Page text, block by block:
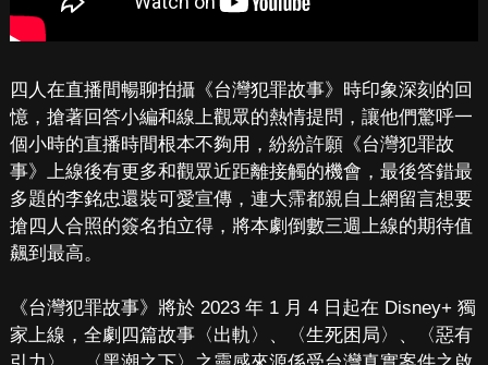
四人在直播間暢聊拍攝《台灣犯罪故事》時印象深刻的回
憶，搶著回答小編和線上觀眾的熱情提問，讓他們驚呼一
個小時的直播時間根本不夠用，紛紛許願《台灣犯罪故
事》上線後有更多和觀眾近距離接觸的機會，最後答錯最
多題的李銘忠還裝可愛宣傳，連大霈都親自上網留言想要
搶四人合照的簽名拍立得，將本劇倒數三週上線的期待值
飆到最高。
《台灣犯罪故事》將於 2023 年 1 月 4 日起在 Disney+ 獨
家上線，全劇四篇故事〈出軌〉、〈生死困局〉、〈惡有